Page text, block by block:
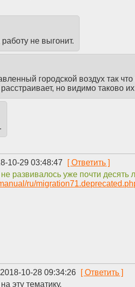
не выгонит.
городской воздух так
но видимо таково
10-29 03:48:47
развивалось уже почти
ru/
2018-10-28 09:34:26
эту тематику.